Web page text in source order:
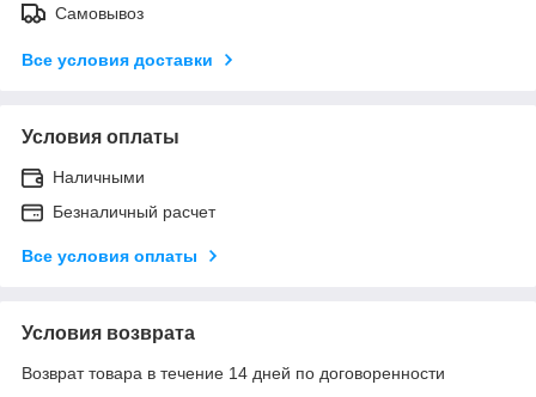
Самовывоз
Все условия доставки
Условия оплаты
Наличными
Безналичный расчет
Все условия оплаты
Условия возврата
Возврат товара в течение 14 дней по договоренности